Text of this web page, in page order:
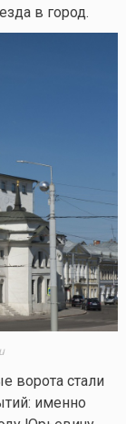
в город.
ворота стали
именно